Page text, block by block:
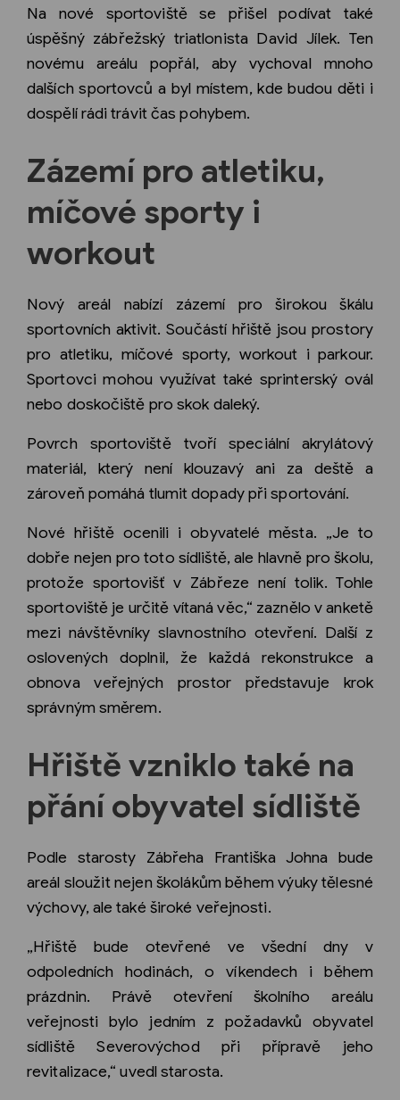
Na nové sportoviště se přišel podívat také
úspěšný zábřežský triatlonista David Jílek. Ten
novému areálu popřál, aby vychoval mnoho
dalších sportovců a byl místem, kde budou děti i
dospělí rádi trávit čas pohybem.
Zázemí pro atletiku,
míčové sporty i
workout
Nový areál nabízí zázemí pro širokou škálu
sportovních aktivit. Součástí hřiště jsou prostory
pro atletiku, míčové sporty, workout i parkour.
Sportovci mohou využívat také sprinterský ovál
nebo doskočiště pro skok daleký.
Povrch sportoviště tvoří speciální akrylátový
materiál, který není klouzavý ani za deště a
zároveň pomáhá tlumit dopady při sportování.
Nové hřiště ocenili i obyvatelé města. „Je to
dobře nejen pro toto sídliště, ale hlavně pro školu,
protože sportovišť v Zábřeze není tolik. Tohle
sportoviště je určitě vítaná věc,“ zaznělo v anketě
mezi návštěvníky slavnostního otevření. Další z
oslovených doplnil, že každá rekonstrukce a
obnova veřejných prostor představuje krok
správným směrem.
Hřiště vzniklo také na
přání obyvatel sídliště
Podle starosty Zábřeha Františka Johna bude
areál sloužit nejen školákům během výuky tělesné
výchovy, ale také široké veřejnosti.
„Hřiště bude otevřené ve všední dny v
odpoledních hodinách, o víkendech i během
prázdnin. Právě otevření školního areálu
veřejnosti bylo jedním z požadavků obyvatel
sídliště Severovýchod při přípravě jeho
revitalizace,“ uvedl starosta.